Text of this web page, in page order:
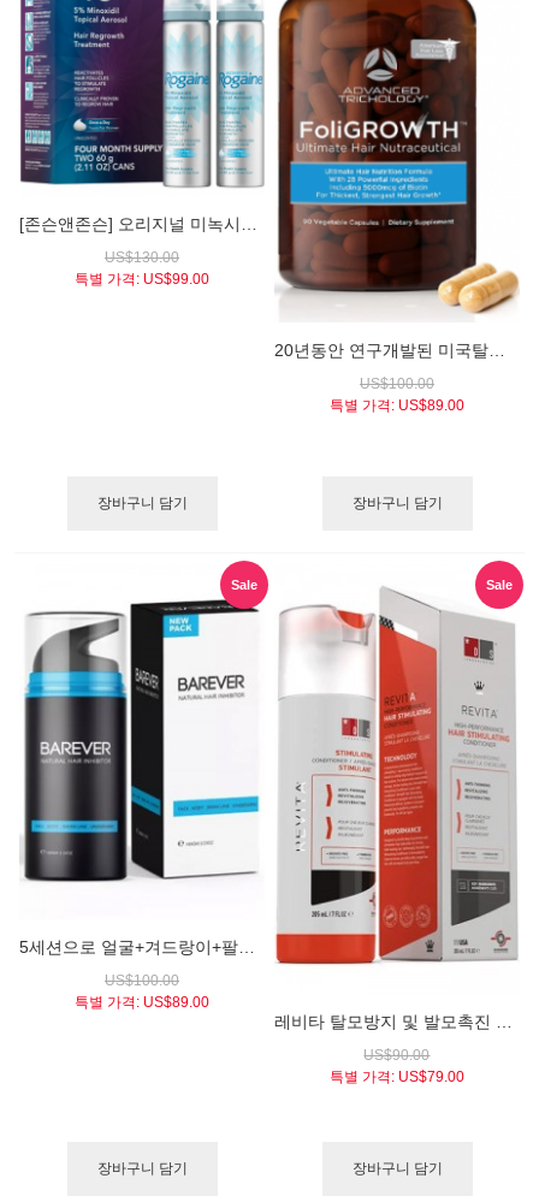
US$130.00
특별 가격: US$99.00
장바구니 담기
20년동안 연구개발된 미국탈모협회 공인 인증받은 발모영양제 / 폴리그로우스 (FoliGROWTH® Ultimate Hair Nutraceutical)
US$100.00
특별 가격: US$89.00
장바구니 담기
Sale
US$100.00
특별 가격: US$89.00
장바구니 담기
Sale
레비타 탈모방지 및 발모촉진 컨디셔너 일반용량 205ml (DS Laboratories Revita.COR™ Hair Stimulating Conditioner)
US$90.00
특별 가격: US$79.00
장바구니 담기